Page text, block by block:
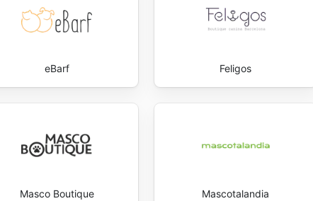
eBarf Feligos
Masco Boutique Mascotalandia